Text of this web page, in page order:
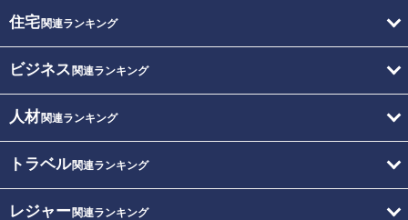
住宅関連ランキング
ビジネス 関連ランキング
人材関連ランキング
トラベル関連ランキング
レジャー関連ランキング